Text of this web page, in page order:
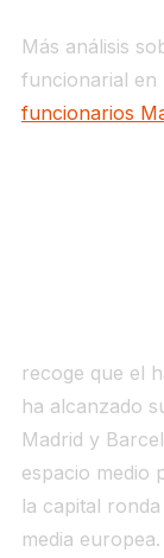
Más análisis
funcionarial
funcionarios
recoge que el
ha alcanzado
Madrid y
espacio medio
la capital
media